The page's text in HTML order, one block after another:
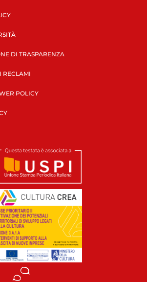
DI TRASPARENZA
RECLAMI
POLICY